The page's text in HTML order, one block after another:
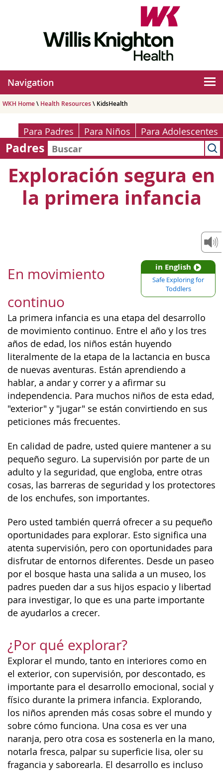
Navigation
WKH Home\ Health Resources\ KidsHealth
Para Padres Para Niños Para Adolescentes
Padres
Exploración segura en
la primera infancia
in English
Safe Exploring for
Toddlers
En movimiento
continuo
La primera infancia es una etapa del desarrollo
de movimiento continuo. Entre el año y los tres
años de edad, los niños están huyendo
literalmente de la etapa de la lactancia en busca
de nuevas aventuras. Están aprendiendo a
hablar, a andar y correr y a afirmar su
independencia. Para muchos niños de esta edad,
"exterior" y "jugar" se están convirtiendo en sus
peticiones más frecuentes.
En calidad de padre, usted quiere mantener a su
pequeño seguro. La supervisión por parte de un
adulto y la seguridad, que engloba, entre otras
cosas, las barreras de seguridad y los protectores
de los enchufes, son importantes.
Pero usted también querrá ofrecer a su pequeño
oportunidades para explorar. Esto significa una
atenta supervisión, pero con oportunidades para
disfrutar de entornos diferentes. Desde un paseo
por el bosque hasta una salida a un museo, los
padres pueden dar a sus hijos espacio y libertad
para investigar, lo que es una parte importante
de ayudarlos a crecer.
¿Por qué explorar?
Explorar el mundo, tanto en interiores como en
el exterior, con supervisión, por descontado, es
importante para el desarrollo emocional, social y
físico durante la primera infancia. Explorando,
los niños aprenden más cosas sobre el mundo y
sobre cómo funciona. Una cosa es ver una
naranja, pero otra cosa es sostenerla en la mano,
notarla fresca, palpar su superficie lisa, oler su
fragancia y saborearla. El desarrollo es incluso